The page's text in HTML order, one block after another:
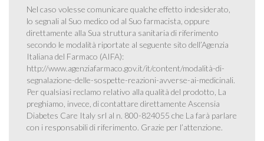
Nel caso volesse comunicare qualche effetto indesiderato,
lo segnali al Suo medico od al Suo farmacista, oppure
direttamente alla Sua struttura sanitaria di riferimento
secondo le modalità riportate al seguente sito dell’Agenzia
Italiana del Farmaco (AIFA):
http://www.agenziafarmaco.gov.it/it/content/modalità-di-
segnalazione-delle-sospette-reazioni-avverse-ai-medicinali.
Per qualsiasi reclamo relativo alla qualità del prodotto, La
preghiamo, invece, di contattare direttamente Ascensia
Diabetes Care Italy srl al n. 800-824055 che La farà parlare
con i responsabili di riferimento. Grazie per l’attenzione.